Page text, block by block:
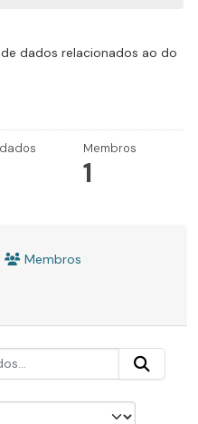
dados relacionados ao do
Membros
1
Membros